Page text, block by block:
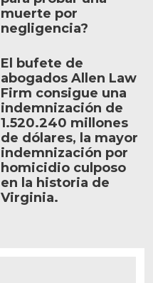
muerte por
negligencia?
El bufete de
abogados Allen Law
Firm consigue una
indemnización de
1.520.240 millones
de dólares, la mayor
indemnización por
homicidio culposo
en la historia de
Virginia.